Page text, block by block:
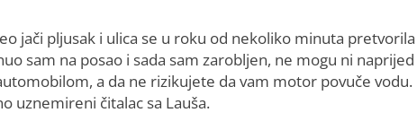
jači pljusak i ulica se u roku od nekoliko minuta
sam na posao i sada sam zarobljen, ne mogu ni
a da ne rizikujete da vam motor povuče vodu.
uznemireni čitalac sa Lauša.